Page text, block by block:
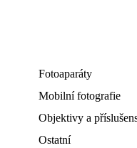
Fotoaparáty
Mobilní fotografie
Objektivy a
Ostatní